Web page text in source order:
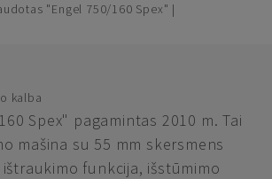
"Engel 750/160 Spex" |
kalba
Spex" pagamintas 2010 m. Tai
mašina su 55 mm skersmens
funkcija, išstūmimo